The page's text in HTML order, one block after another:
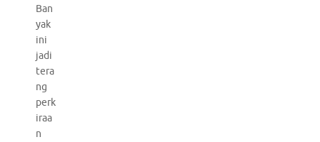
Ban
yak
ini
jadi
tera
ng
perk
iraa
n